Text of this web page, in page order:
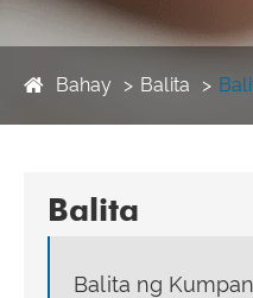
Bahay Balita
Balita
Balita ng